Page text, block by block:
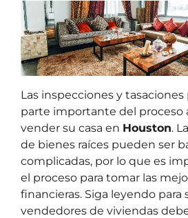
Las inspecciones y
parte importante del proceso
vender su casa en Houston.
de bienes raíces pueden ser
complicadas, por lo que es
el proceso para tomar las
financieras. Siga leyendo para
vendedores de viviendas